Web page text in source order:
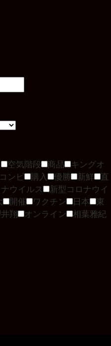
空気階段 商品
キングオ
コンビ 購入 優勝 新鮮
直
ウイルス
新型コロナウイ
開催 ワクチン 日本
東
翔 オンライン
相葉雅紀